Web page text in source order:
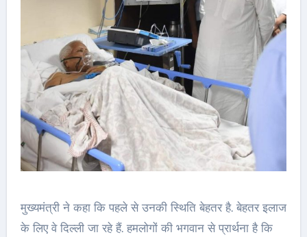
मुख्यमंत्री ने कहा कि पहले से उनकी स्थिति बेहतर है. बेहतर इलाज
के लिए वे दिल्ली जा रहे हैं. हमलोगों की भगवान से प्रार्थना है कि